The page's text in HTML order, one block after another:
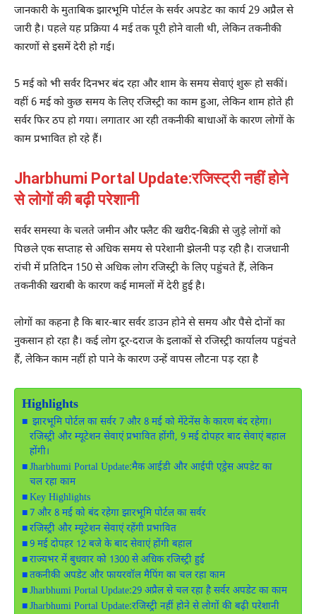
जानकारी के मुताबिक झारभूमि पोर्टल के सर्वर अपडेट का कार्य 29 अप्रैल से
जारी है। पहले यह प्रक्रिया 4 मई तक पूरी होने वाली थी, लेकिन तकनीकी
कारणों से इसमें देरी हो गई।
5 मई को भी सर्वर दिनभर बंद रहा और शाम के समय सेवाएं शुरू हो सकीं।
वहीं 6 मई को कुछ समय के लिए रजिस्ट्री का काम हुआ, लेकिन शाम होते ही
सर्वर फिर ठप हो गया। लगातार आ रही तकनीकी बाधाओं के कारण लोगों के
काम प्रभावित हो रहे हैं।
Jharbhumi Portal Update:रजिस्ट्री नहीं होने
से लोगों की बढ़ी परेशानी
सर्वर समस्या के चलते जमीन और फ्लैट की खरीद-बिक्री से जुड़े लोगों को
पिछले एक सप्ताह से अधिक समय से परेशानी झेलनी पड़ रही है। राजधानी
रांची में प्रतिदिन 150 से अधिक लोग रजिस्ट्री के लिए पहुंचते हैं, लेकिन
तकनीकी खराबी के कारण कई मामलों में देरी हुई है।
लोगों का कहना है कि बार-बार सर्वर डाउन होने से समय और पैसे दोनों का
नुकसान हो रहा है। कई लोग दूर-दराज के इलाकों से रजिस्ट्री कार्यालय पहुंचते
हैं, लेकिन काम नहीं हो पाने के कारण उन्हें वापस लौटना पड़ रहा है
Highlights
झारभूमि पोर्टल का सर्वर 7 और 8 मई को मेंटेनेंस के कारण बंद रहेगा।
रजिस्ट्री और म्यूटेशन सेवाएं प्रभावित होंगी, 9 मई दोपहर बाद सेवाएं बहाल
होंगी।
Jharbhumi Portal Update:मैक आईडी और आईपी एड्रेस अपडेट का
चल रहा काम
Key Highlights
7 और 8 मई को बंद रहेगा झारभूमि पोर्टल का सर्वर
रजिस्ट्री और म्यूटेशन सेवाएं रहेंगी प्रभावित
9 मई दोपहर 12 बजे के बाद सेवाएं होंगी बहाल
राज्यभर में बुधवार को 1300 से अधिक रजिस्ट्री हुई
तकनीकी अपडेट और फायरवॉल मैपिंग का चल रहा काम
Jharbhumi Portal Update:29 अप्रैल से चल रहा है सर्वर अपडेट का काम
Jharbhumi Portal Update:रजिस्ट्री नहीं होने से लोगों की बढ़ी परेशानी